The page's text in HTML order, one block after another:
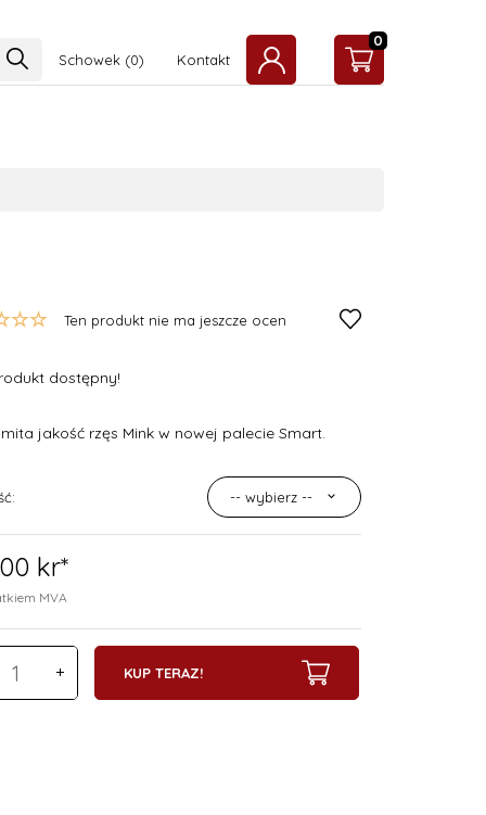
Schowek Kontakt
0
Ten produkt nie ma jeszcze ocen
dostępny!
jakość rzęs Mink w nowej palecie Smart.
-- wybierz --
00 kr*
MVA
KUP TERAZ!